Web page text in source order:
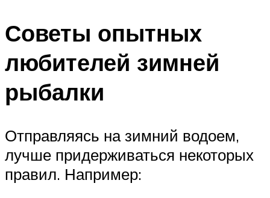
Советы опытных
любителей зимней
рыбалки
Отправляясь на зимний водоем,
лучше придерживаться некоторых
правил. Например: